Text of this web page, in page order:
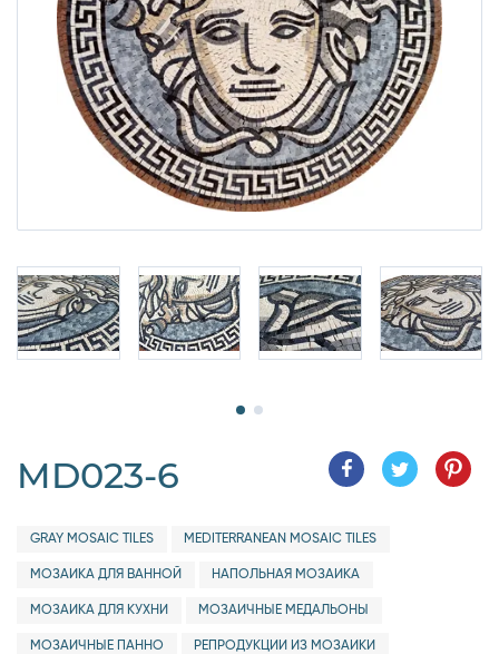
MD023-6
GRAY MOSAIC TILES MEDITERRANEAN MOSAIC TILES
МОЗАИКА ДЛЯ ВАННОЙ НАПОЛЬНАЯ МОЗАИКА
МОЗАИКА ДЛЯ КУХНИ МОЗАИЧНЫЕ МЕДАЛЬОНЫ
МОЗАИЧНЫЕ ПАННО РЕПРОДУКЦИИ ИЗ МОЗАИКИ